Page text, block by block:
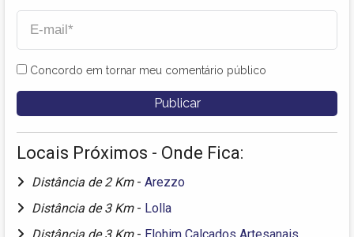
Concordo em tornar meu comentário público
Locais Próximos - Onde Fica:
Distância de 2 Km - Arezzo
Distância de 3 Km - Lolla
Distância de 3 Km - Elohim Calçados Artesanais